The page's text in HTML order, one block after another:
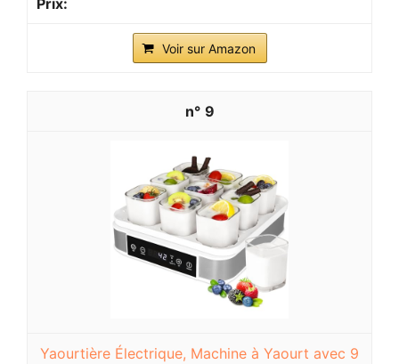
Voir sur Amazon
9
Yaourtière Électrique, Machine à Yaourt avec 9